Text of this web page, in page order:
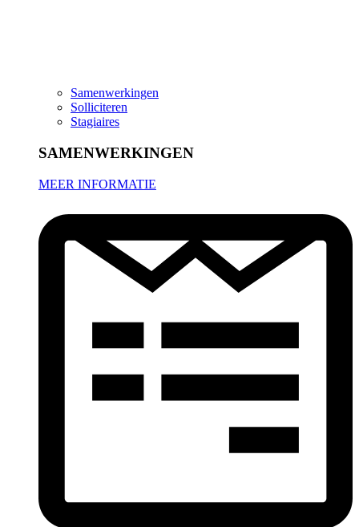
Samenwerkingen
Solliciteren
Stagiaires
SAMENWERKINGEN
MEER INFORMATIE